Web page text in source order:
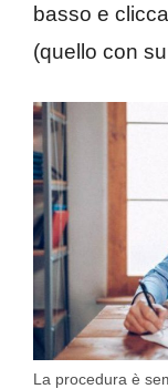
basso e
(quello con
La procedura è